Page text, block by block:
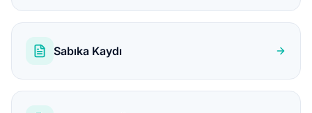
Sabıka Kaydı